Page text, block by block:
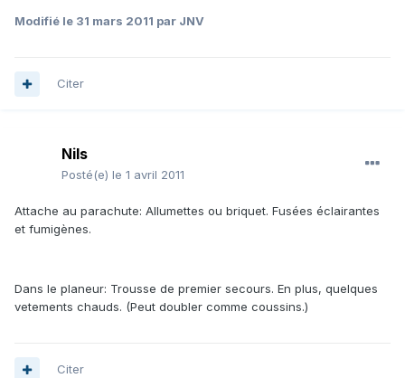
Modifié le 31 mars 2011 par JNV
Citer
Nils
Posté(e) le 1 avril 2011
Attache au parachute: Allumettes ou briquet. Fusées éclairantes
et fumigènes.
Dans le planeur: Trousse de premier secours. En plus, quelques
vetements chauds. (Peut doubler comme coussins.)
Citer